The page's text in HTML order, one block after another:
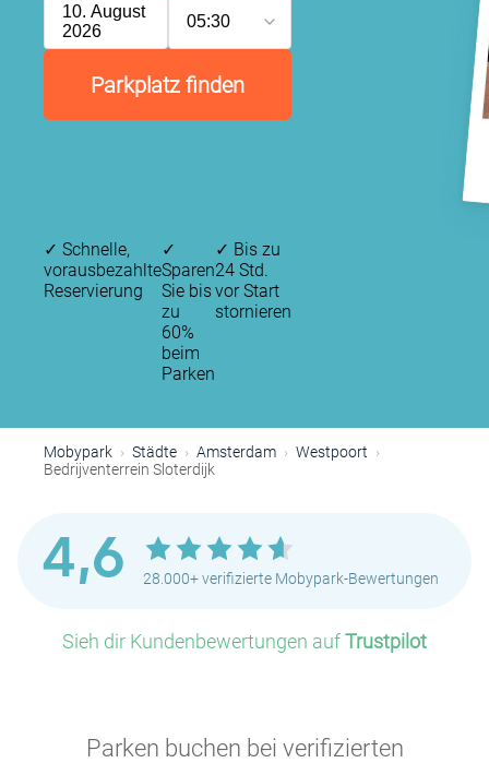
10. August
2026
05:30
Parkplatz finden
✓ Schnelle,
vorausbezahlte
Reservierung
✓
Sparen
Sie bis
zu
60%
beim
Parken
✓ Bis zu
24 Std.
vor Start
stornieren
Mobypark Städte Amsterdam
Westpoort
Bedrijventerrein Sloterdijk
4,6 28.000+ verifizierte Mobypark-Bewertungen
Sieh dir Kundenbewertungen aufTrustpilot
Parken buchen bei verifizierten